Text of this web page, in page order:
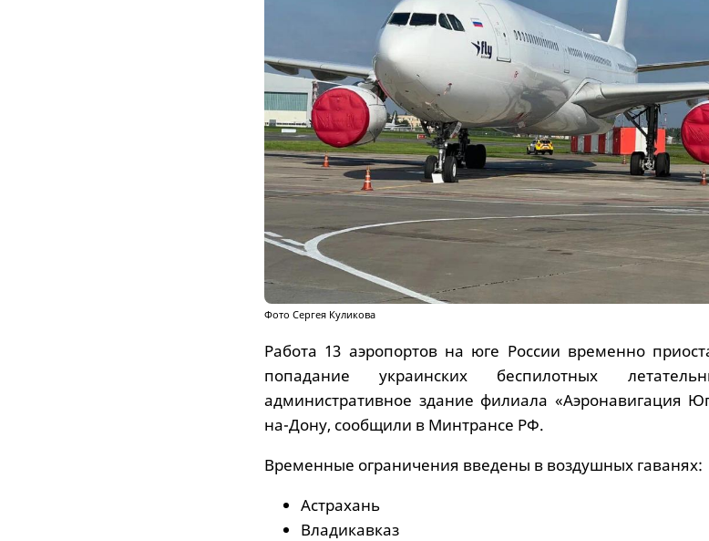
Фото Сергея Куликова
Работа 13 аэропортов на юге России временно
попадание украинских беспилотных
административное здание филиала «Аэронавигация
на-Дону, сообщили в Минтрансе РФ.
Временные ограничения введены в воздушных гаванях:
Астрахань
Владикавказ